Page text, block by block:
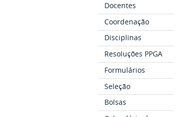
Docentes
Coordenação
Disciplinas
Resoluções PPGA
Formulários
Seleção
Bolsas